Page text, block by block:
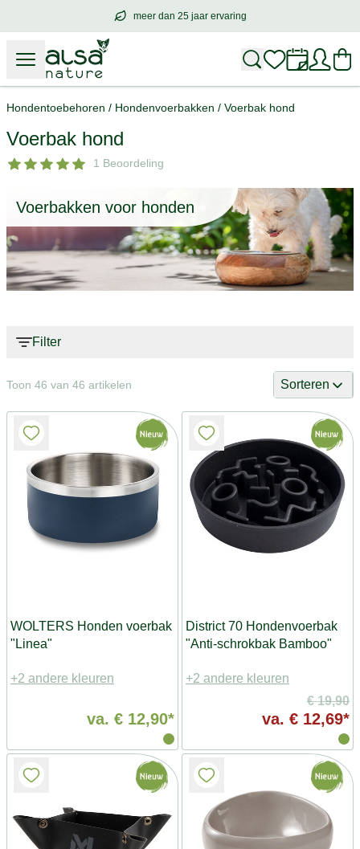
meer dan 25 jaar ervaring
meer dan25 jaar ervaring
Hondentoebehoren / Hondenvoerbakken / Voerbak hond
Voerbak hond
1 Beoordeling
Voerbakken voor honden
Filter
Toon 46 van 46 artikelen Sorteren
WOLTERS Honden voerbak
"Linea"
+2 andere kleuren
va. € 12,90*
District 70 Hondenvoerbak
"Anti-schrokbak Bamboo"
+2 andere kleuren
€ 19,90
va. € 12,69*